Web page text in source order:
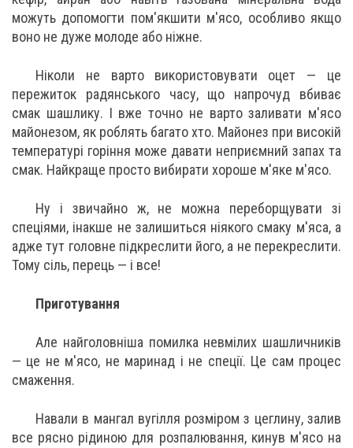
можуть допомогти пом'якшити м'ясо, особливо якщо
воно не дуже молоде або ніжне.
Ніколи не варто використовувати оцет — це
пережиток радянського часу, що напрочуд вбиває
смак шашлику. І вже точно не варто заливати м'ясо
майонезом, як роблять багато хто. Майонез при високій
температурі горіння може давати неприємний запах та
смак. Найкраще просто вибирати хороше м'яке м'ясо.
Ну і звичайно ж, не можна переборщувати зі
спеціями, інакше не залишиться ніякого смаку м'яса, а
адже тут головне підкреслити його, а не перекреслити.
Тому сіль, перець — і все!
Приготування
Але найголовніша помилка невмілих шашличників
— це не м'ясо, не маринад і не спеції. Це сам процес
смаження.
Навали в мангал вугілля розміром з цеглину, залив
все рясно рідиною для розпалювання, кинув м'ясо на